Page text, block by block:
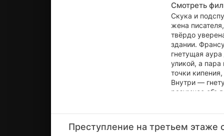
Смотреть
Скука и
жена
твёрдо
здании.
гнетущая
уликой, а
точки
Внутри —
разумное
Преступление на третьем этаже